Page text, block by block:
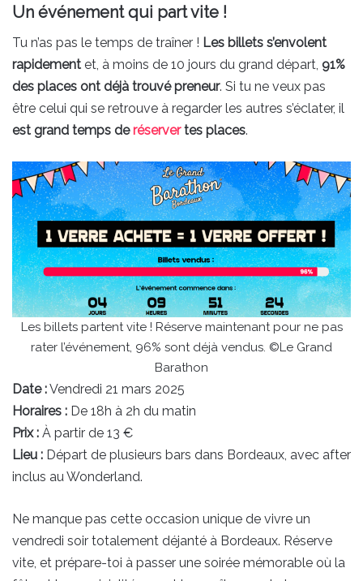
Un événement qui part vite !
Tu n’as pas le temps de traîner ! Les billets s’envolent
rapidement et, à moins de 10 jours du grand départ, 91%
des places ont déjà trouvé preneur. Si tu ne veux pas
être celui qui se retrouve à regarder les autres s’éclater, il
est grand temps deréservertes places.
Les billets partent vite ! Réserve maintenant pour ne pas
rater l’événement, 96% sont déjà vendus. ©Le Grand
Barathon
Date :Vendredi 21 mars 2025
Horaires : De 18h à 2h du matin
Prix : À partir de 13 €
Lieu : Départ de plusieurs bars dans Bordeaux, avec after
inclus au Wonderland.
Ne manque pas cette occasion unique de vivre un
vendredi soir totalement déjanté à Bordeaux. Réserve
vite, et prépare-toi à passer une soirée mémorable où la